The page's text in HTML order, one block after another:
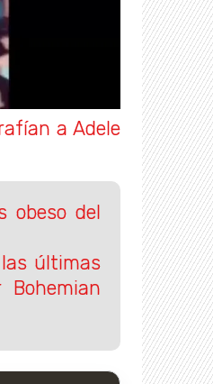
a Adele
obeso del
las últimas